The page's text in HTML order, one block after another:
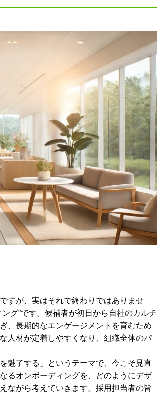
すが、実はそれで終わりではありませ
グ”です。候補者が初日から自社のカルチ
、長期的なエンゲージメントを育むため
人材が定着しやすくなり、組織全体のパ
魅了する」というテーマで、今こそ見直
るオンボーディングを、どのようにデザ
ながら考えていきます。採用担当者の皆